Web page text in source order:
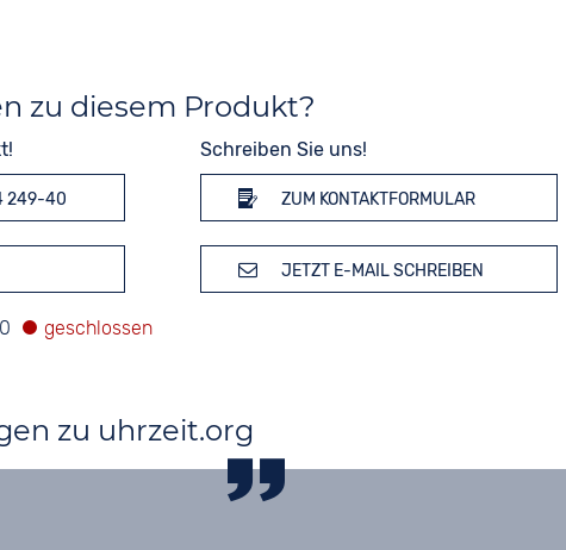
zu diesem Produkt?
249-40
Schreiben Sie uns!
ZUM KONTAKTFORMULAR
JETZT E-MAIL SCHREIBEN
zu uhrzeit.org